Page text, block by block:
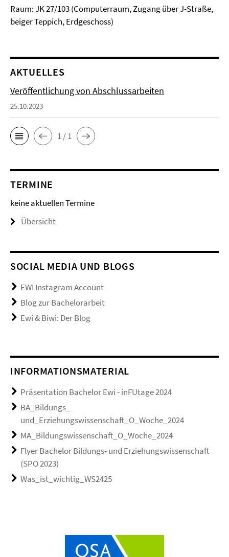
Raum: JK 27/103 (Computerraum, Zugang über J-Straße,
beiger Teppich, Erdgeschoss)
AKTUELLES
Veröffentlichung von Abschlussarbeiten
25.10.2023
1 / 1
TERMINE
keine aktuellen Termine
Übersicht
SOCIAL MEDIA UND BLOGS
EWI Instagram Account
Blog zur Bachelorarbeit
Ewi & Biwi: Der Blog
INFORMATIONSMATERIAL
Präsentation Bachelor Ewi - inFUtage 2024
BA_Bildungs_
und_Erziehungswissenschaft_O_Woche_2024
MA_Bildungswissenschaft_O_Woche_2024
Flyer Bachelor Bildungs- und Erziehungswissenschaft
(SPO 2023)
Was_ist_wichtig_WS2425